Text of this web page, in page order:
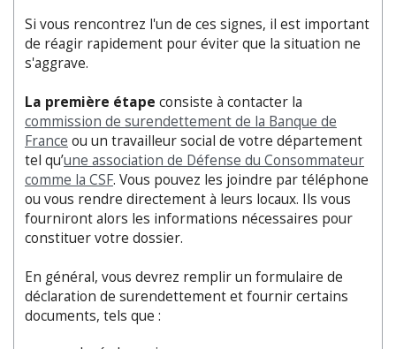
Si vous rencontrez l'un de ces signes, il est important
de réagir rapidement pour éviter que la situation ne
s'aggrave.
La première étape consiste à contacter la
commission de surendettement de la Banque de
France ou un travailleur social de votre département
tel qu’une association de Défense du Consommateur
comme la CSF. Vous pouvez les joindre par téléphone
ou vous rendre directement à leurs locaux. Ils vous
fourniront alors les informations nécessaires pour
constituer votre dossier.
En général, vous devrez remplir un formulaire de
déclaration de surendettement et fournir certains
documents, tels que :